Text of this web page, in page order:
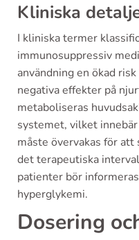
Kliniska
I kliniska termer
immunosuppressiv
användning en ökad
negativa effekter på
metaboliseras
systemet, vilket
måste övervakas för
det terapeutiska
patienter bör
hyperglykemi.
Dosering